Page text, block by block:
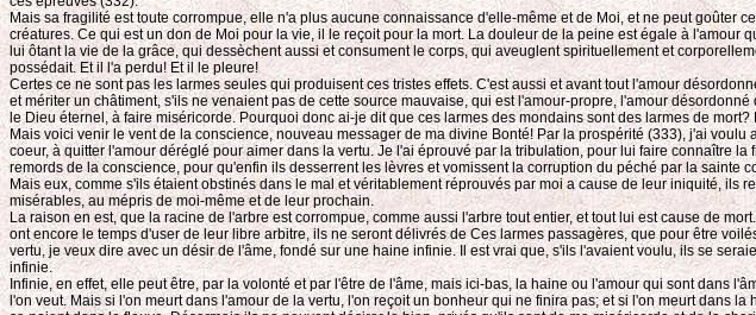
Mais sa fragilité est toute corrompue, elle n'a plus aucune connaissance d'elle-même et de Moi, et ne peut
créatures. Ce qui est un don de Moi pour la vie, il le reçoit pour la mort. La douleur de la peine est égale à
lui ôtant la vie de la grâce, qui dessèchent aussi et consument le corps, qui aveuglent spirituellement et
possédait. Et il l'a perdu! Et il le pleure!
Certes ce ne sont pas les larmes seules qui produisent ces tristes effets. C'est aussi et avant tout l'amour
et mériter un châtiment, s'ils ne venaient pas de cette source mauvaise, qui est l'amour-propre, l'amour
le Dieu éternel, à faire miséricorde. Pourquoi donc ai-je dit que ces larmes des mondains sont des larmes de
Mais voici venir le vent de la conscience, nouveau messager de ma divine Bonté! Par la prospérité (333), j'ai
coeur, à quitter l'amour déréglé pour aimer dans la vertu. Je l'ai éprouvé par la tribulation, pour lui faire connaître
remords de la conscience, pour qu'enfin ils desserrent les lèvres et vomissent la corruption du péché par la sainte
Mais eux, comme s'ils étaient obstinés dans le mal et véritablement réprouvés par moi a cause de leur iniquité,
misérables, au mépris de moi-même et de leur prochain.
La raison en est, que la racine de l'arbre est corrompue, comme aussi l'arbre tout entier, et tout lui est cause de
ont encore le temps d'user de leur libre arbitre, ils ne seront délivrés de Ces larmes passagères, que pour être
vertu, je veux dire avec un désir de l'âme, fondé sur une haine infinie. Il est vrai que, s'ils l'avaient voulu, ils se
infinie.
Infinie, en effet, elle peut être, par la volonté et par l'être de l'âme, mais ici-bas, la haine ou l'amour qui sont dans
l'on veut. Mais si l'on meurt dans l'amour de la vertu, l'on reçoit un bonheur qui ne finira pas; et si l'on meurt dans